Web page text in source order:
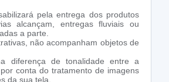
pela entrega dos produtos
alcançam, entregas fluviais ou
a parte.
não acompanham objetos de
diferença de tonalidade entre a
conta do tratamento de imagens
da sua tela.